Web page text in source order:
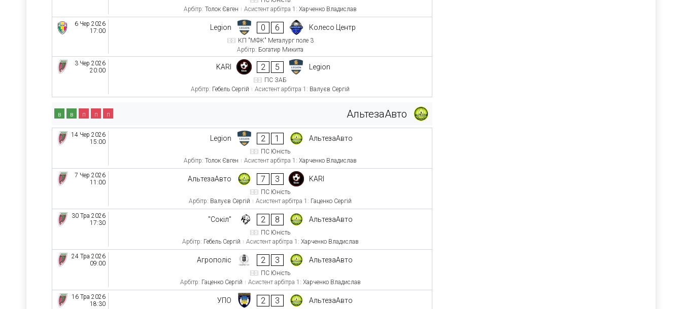
Арбітр: Толок Євген Асистент арбітра 1: Харченко Владислав
6 Чер 2026
17:00
Legion 0 6 Колесо Центр
КП "МФК" Металург поле 3
Арбітр: Богатир Микита
3 Чер 2026
20:00
KARI 2 5 Legion
ПС ЗАБ
Арбітр: Гебель Сергій Асистент арбітра 1: Валуєв Сергій
АльтезаАвто
в в п п п
14 Чер 2026
15:00
Legion 2 1 АльтезаАвто
ПС Юність
Арбітр: Толок Євген Асистент арбітра 1: Харченко Владислав
7 Чер 2026
11:00
АльтезаАвто 7 3 KARI
ПС Юність
Арбітр: Валуєв Сергій Асистент арбітра 1: Гаценко Сергій
30 Тра 2026
17:30
"Сокіл" 2 8 АльтезаАвто
ПС Юність
Арбітр: Гебель Сергій Асистент арбітра 1: Харченко Владислав
24 Тра 2026
09:00
Агрополіс 2 3 АльтезаАвто
ПС Юність
Арбітр: Гаценко Сергій Асистент арбітра 1: Харченко Владислав
16 Тра 2026
18:30
УПО 2 3 АльтезаАвто